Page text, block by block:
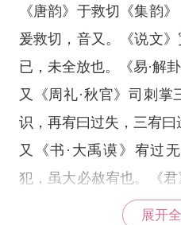
《唐韵》于救切《集韵
爰救切，音又。《说文
已，未全放也。《易·解
又《周礼·秋官》司刺
识，再宥曰过失，三宥曰
又《书·大禹谟》宥过
犯，虽大必赦宥也。《君
三细不宥。《注》犯此
展开